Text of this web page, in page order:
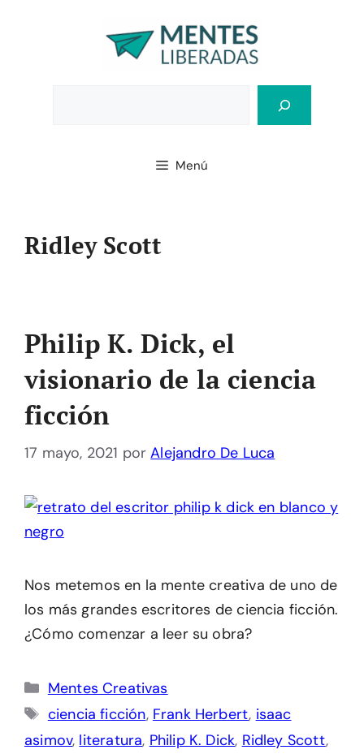
Menú
Ridley Scott
Philip K. Dick, el
visionario de la ciencia
ficción
17 mayo, 2021 porAlejandro De Luca
Nos metemos en la mente creativa de uno de
los más grandes escritores de ciencia ficción.
¿Cómo comenzar a leer su obra?
Categorías
Mentes Creativas
Etiquetas
ciencia ficción, Frank Herbert, isaac
asimov, literatura, Philip K. Dick, Ridley Scott,